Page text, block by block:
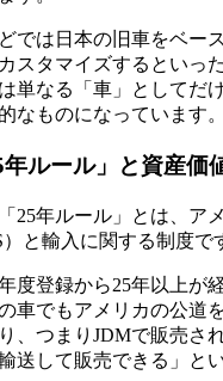
では日本の旧車をベー
スタマイズするといっ
単なる「車」としてだ
なものになっています。
ルール」と資産価
25年ルール」とは、ア
と輸入に関する制度で
度登録から25年以上が
車でもアメリカの公道
、つまりJDMで販売さ
送して販売できる」と